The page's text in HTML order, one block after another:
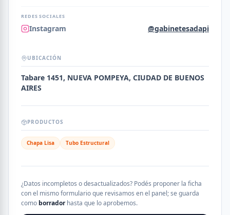
REDES SOCIALES
Instagram @gabinetesadapi
UBICACIÓN
Tabare 1451, NUEVA POMPEYA, CIUDAD DE BUENOS
AIRES
PRODUCTOS
Chapa Lisa Tubo Estructural
¿Datos incompletos o desactualizados? Podés proponer la ficha
con el mismo formulario que revisamos en el panel; se guarda
como borradorhasta que lo aprobemos.